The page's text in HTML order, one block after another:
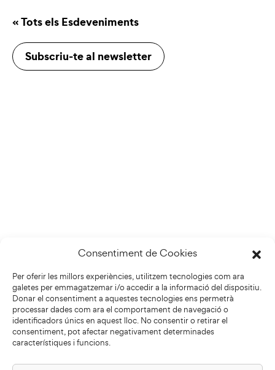
Consentiment de Cookies
Per oferir les millors experiències, utilitzem tecnologies com ara
galetes per emmagatzemar i/o accedir a la informació del dispositiu.
Donar el consentiment a aquestes tecnologies ens permetrà
processar dades com ara el comportament de navegació o
identificadors únics en aquest lloc. No consentir o retirar el
consentiment, pot afectar negativament determinades
característiques i funcions.
« Tots els Esdeveniments
Subscriu-te al newsletter